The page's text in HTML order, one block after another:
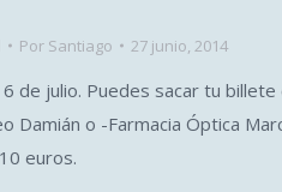
Por Santiago 27 junio, 2014
de julio. Puedes sacar tu billete
Damián o -Farmacia Óptica
euros.